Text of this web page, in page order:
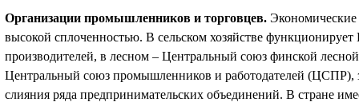
Организации промышленников и торговцев.
высокой сплоченностью. В сельском хозяйстве
производителей, в лесном – Центральный союз финской
Центральный союз промышленников и работодателей (ЦСПР),
слияния ряда предпринимательских объединений. В стране